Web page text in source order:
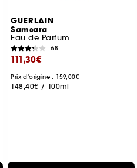
GUERLAIN
Samsara
Eau de Parfum
68
111,30€
Prix d'origine : 159,00€
148,40€ / 100ml